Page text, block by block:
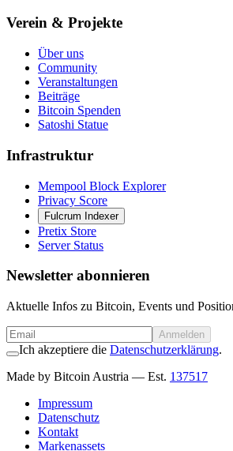
Verein & Projekte
Über uns
Community
Veranstaltungen
Beiträge
Bitcoin Spenden
Satoshi Statue
Infrastruktur
Mempool Block Explorer
Privacy Score
Fulcrum Indexer
Pretix Store
Server Status
Newsletter abonnieren
Aktuelle Infos zu Bitcoin, Events und
Anmelden
Ich akzeptiere die Datenschutzerklärung.
Made by Bitcoin Austria — Est. 137517
Impressum
Datenschutz
Kontakt
Markenassets